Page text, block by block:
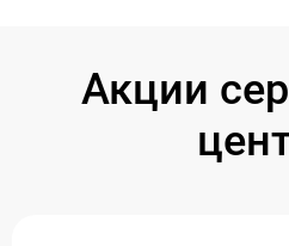
Акции